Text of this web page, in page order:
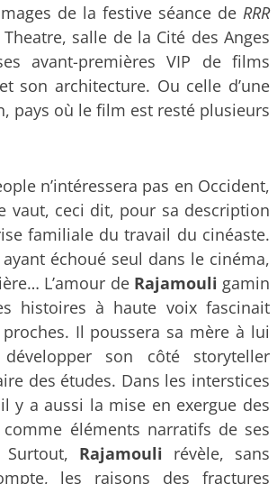
de la festive séance de RRR
Theatre, salle de la Cité des Anges
avant-premières VIP de films
son architecture. Ou celle d’une
pays où le film est resté plusieurs
n’intéressera pas en Occident,
vaut, ceci dit, pour sa description
familiale du travail du cinéaste.
échoué seul dans le cinéma,
L’amour de Rajamouli gamin
histoires à haute voix fascinait
Il poussera sa mère à lui
son côté storyteller
des études. Dans les interstices
y a aussi la mise en exergue des
éléments narratifs de ses
Rajamouli révèle, sans
les raisons des fractures